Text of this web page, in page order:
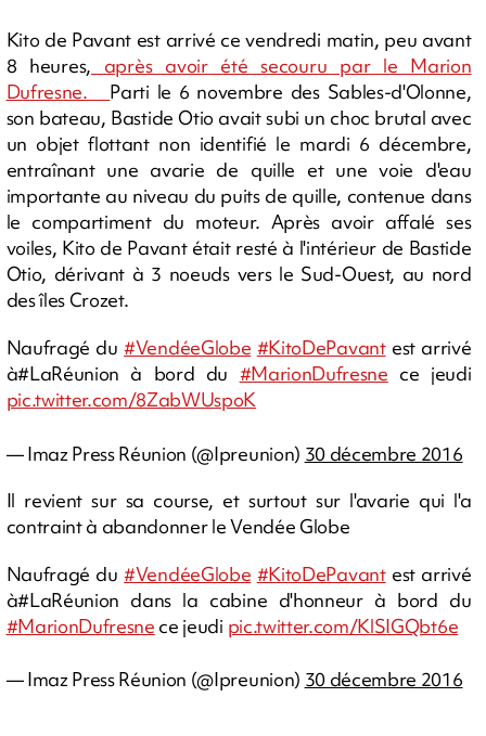
Kito de Pavant est arrivé ce vendredi matin, peu avant
8 heures, après avoir été secouru par le Marion
Dufresne. Parti le 6 novembre des Sables-d'Olonne,
son bateau, Bastide Otio avait subi un choc brutal avec
un objet flottant non identifié le mardi 6 décembre,
entraînant une avarie de quille et une voie d'eau
importante au niveau du puits de quille, contenue dans
le compartiment du moteur. Après avoir affalé ses
voiles, Kito de Pavant était resté à l'intérieur de Bastide
Otio, dérivant à 3 noeuds vers le Sud-Ouest, au nord
des îles Crozet.
Naufragé du#VendéeGlobe #KitoDePavantest arrivé
à#LaRéunion à bord du #MarionDufresne ce jeudi
pic.twitter.com/8ZabWUspoK
— Imaz Press Réunion (@Ipreunion) 30 décembre 2016
Il revient sur sa course, et surtout sur l'avarie qui l'a
contraint à abandonner le Vendée Globe
Naufragé du#VendéeGlobe #KitoDePavantest arrivé
à#LaRéunion dans la cabine d'honneur à bord du
#MarionDufresne ce jeudi pic.twitter.com/KlSIGQbt6e
— Imaz Press Réunion (@Ipreunion) 30 décembre 2016